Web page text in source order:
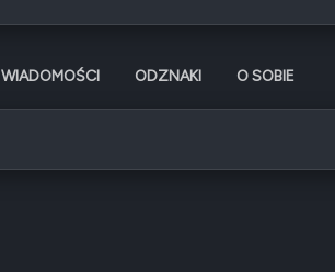
WIADOMOŚCI ODZNAKI O SOBIE